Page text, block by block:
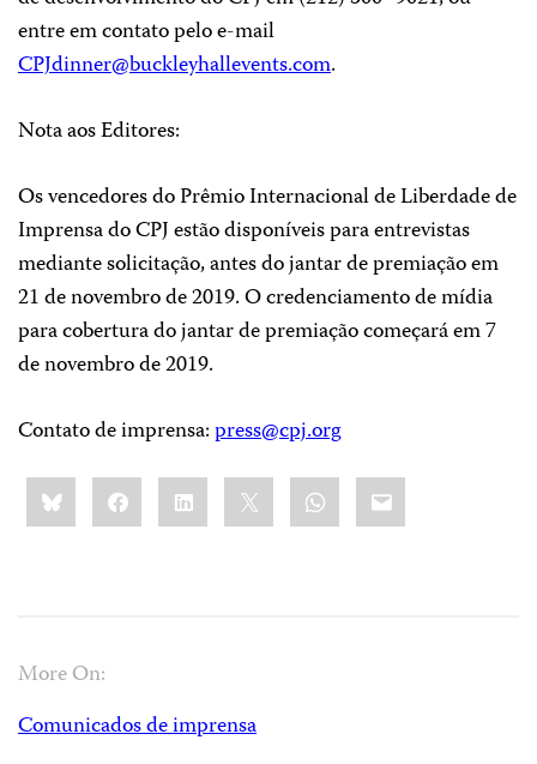
entre em contato pelo e-mail
CPJdinner@buckleyhallevents.com.
Nota aos Editores:
Os vencedores do Prêmio Internacional de Liberdade de
Imprensa do CPJ estão disponíveis para entrevistas
mediante solicitação, antes do jantar de premiação em
21 de novembro de 2019. O credenciamento de mídia
para cobertura do jantar de premiação começará em 7
de novembro de 2019.
Contato de imprensa:press@cpj.org
Share
this:BlueskyFacebookLinkedIn WhatsApp
Email
More On:
Comunicados de imprensa